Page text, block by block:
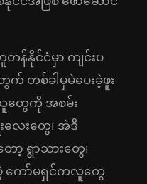
န်နိုင်ငံမှာ ကျင်းပ
တစ်ခါမှမဲပေးခဲ့ဖူး
သူတွေကို အစမ်း
လေးတွေ၊ အဲဒီ
ာ့ ရွာသားတွေ၊
ကော်မရှင်ကလူတွေ